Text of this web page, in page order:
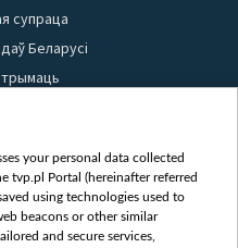
супраца
Беларусі
матэрыялаў
news
your personal data collected
tvp.pl Portal (hereinafter referred
using technologies used to
beacons or other similar
and secure services,